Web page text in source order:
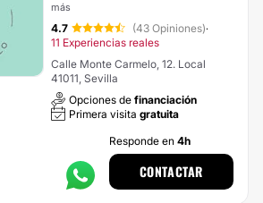
más
4.7 (43 Opiniones)·
11 Experiencias reales
Calle Monte Carmelo, 12. Local
41011, Sevilla
Opciones de financiación
Primera visita gratuita
Responde en 4h
CONTACTAR